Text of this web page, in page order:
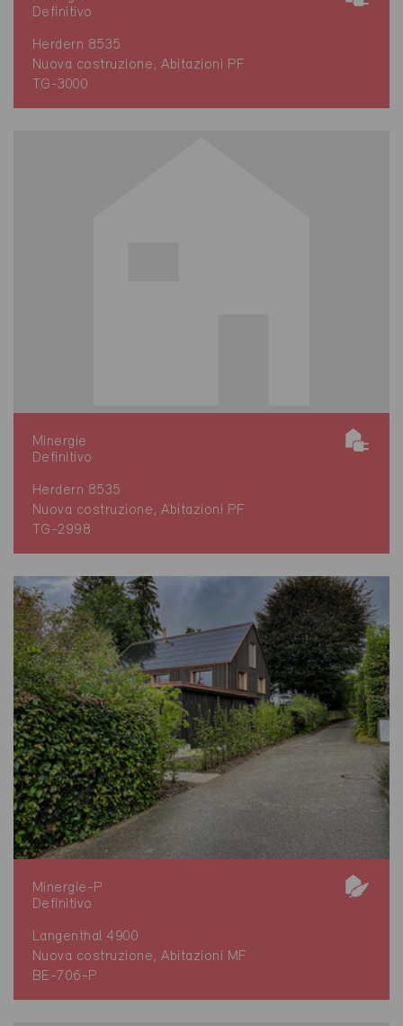
Definitivo
Herdern 8535
Nuova costruzione, Abitazioni PF
TG-3000
Minergie
Definitivo
Herdern 8535
Nuova costruzione, Abitazioni PF
TG-2998
Minergie-P
Definitivo
Langenthal 4900
Nuova costruzione, Abitazioni MF
BE-706-P